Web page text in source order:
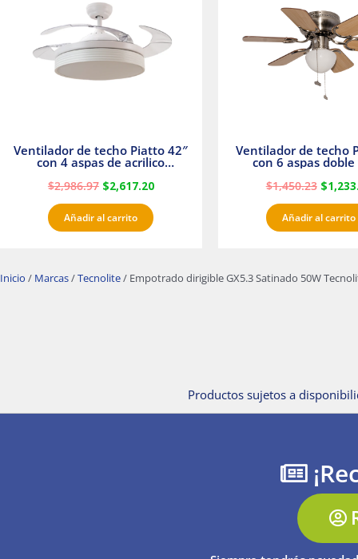
Ventilador de techo Piatto 42″
con 4 aspas de acrilico
transparente
$2,986.97
$2,986.97.
$2,617.20
Añadir al carrito
Ventilador de techo
con 6 aspas
Satinado
$1,450.23 $
Añadir al carrito
Inicio / Marcas/Tecnolite/ Empotrado dirigible GX5.3 Satinado 50W
Productos sujetos a